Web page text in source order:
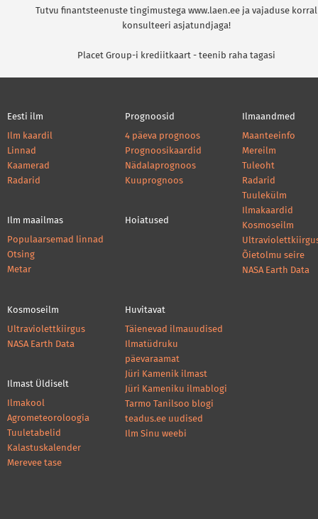
Tutvu finantsteenuste tingimustega www.laen.ee ja vajaduse korral
konsulteeri asjatundjaga!
Placet Group-i krediitkaart - teenib raha tagasi
Eesti ilm
Ilm kaardil
Linnad
Kaamerad
Radarid
Ilm maailmas
Populaarsemad linnad
Otsing
Metar
Prognoosid
4 päeva prognoos
Prognoosikaardid
Nädalaprognoos
Kuuprognoos
Hoiatused
Ilmaandmed
Maanteeinfo
Mereilm
Tuleoht
Radarid
Tuulekülm
Ilmakaardid
Kosmoseilm
Õietolmu seire
NASA Earth Data
Kosmoseilm
Ultraviolettkiirgus
NASA Earth Data
Ilmast Üldiselt
Ilmakool
Agrometeoroloogia
Tuuletabelid
Kalastuskalender
Merevee tase
Huvitavat
Täienevad ilmauudised
Ilmatüdruku
päevaraamat
Jüri Kamenik ilmast
Jüri Kameniku ilmablogi
Tarmo Tanilsoo blogi
teadus.ee uudised
Ilm Sinu weebi